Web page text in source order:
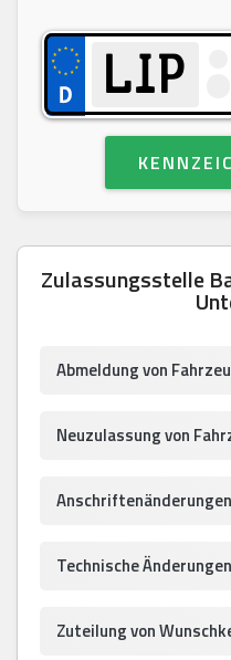
Zulassungsstelle
Abmeldung von
Neuzulassung von
Anschriftenänderungen
Technische
Zuteilung von